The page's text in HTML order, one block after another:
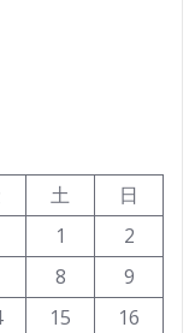
土
日
1
2
8
9
15
16